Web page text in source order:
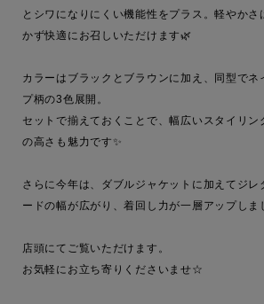
とシワになりにくい機能性をプラス。軽やかさ
かず快適にお召しいただけます🌿
カラーはブラックとブラウンに加え、同型でネ
プ柄の3色展開。
セットで揃えておくことで、幅広いスタイリン
の高さも魅力です✨
さらに今年は、ダブルジャケットに加えてジレ
ードの幅が広がり、着回し力が一層アップしま
店頭にてご覧いただけます。
お気軽にお立ち寄りくださいませ☆